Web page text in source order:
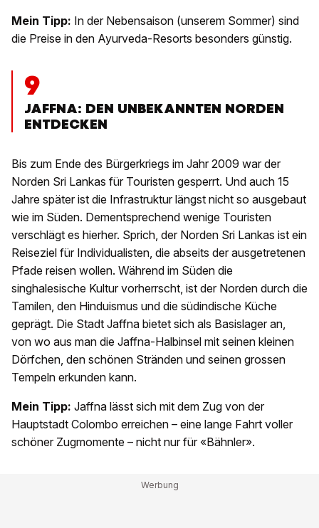
Mein Tipp: In der Nebensaison (unserem Sommer) sind
die Preise in den Ayurveda-Resorts besonders günstig.
9
JAFFNA: DEN UNBEKANNTEN NORDEN
ENTDECKEN
Bis zum Ende des Bürgerkriegs im Jahr 2009 war der
Norden Sri Lankas für Touristen gesperrt. Und auch 15
Jahre später ist die Infrastruktur längst nicht so ausgebaut
wie im Süden. Dementsprechend wenige Touristen
verschlägt es hierher. Sprich, der Norden Sri Lankas ist ein
Reiseziel für Individualisten, die abseits der ausgetretenen
Pfade reisen wollen. Während im Süden die
singhalesische Kultur vorherrscht, ist der Norden durch die
Tamilen, den Hinduismus und die südindische Küche
geprägt. Die Stadt Jaffna bietet sich als Basislager an,
von wo aus man die Jaffna-Halbinsel mit seinen kleinen
Dörfchen, den schönen Stränden und seinen grossen
Tempeln erkunden kann.
Mein Tipp: Jaffna lässt sich mit dem Zug von der
Hauptstadt Colombo erreichen – eine lange Fahrt voller
schöner Zugmomente – nicht nur für «Bähnler».